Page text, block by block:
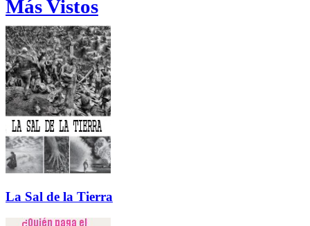
Más Vistos
La Sal de la Tierra